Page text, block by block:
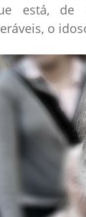
está, de
o